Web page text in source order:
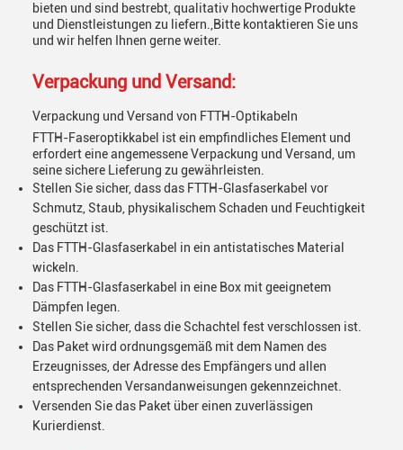
bieten und sind bestrebt, qualitativ hochwertige Produkte
und Dienstleistungen zu liefern.,Bitte kontaktieren Sie uns
und wir helfen Ihnen gerne weiter.
Verpackung und Versand:
Verpackung und Versand von FTTH-Optikabeln
FTTH-Faseroptikkabel ist ein empfindliches Element und
erfordert eine angemessene Verpackung und Versand, um
seine sichere Lieferung zu gewährleisten.
Stellen Sie sicher, dass das FTTH-Glasfaserkabel vor
Schmutz, Staub, physikalischem Schaden und Feuchtigkeit
geschützt ist.
Das FTTH-Glasfaserkabel in ein antistatisches Material
wickeln.
Das FTTH-Glasfaserkabel in eine Box mit geeignetem
Dämpfen legen.
Stellen Sie sicher, dass die Schachtel fest verschlossen ist.
Das Paket wird ordnungsgemäß mit dem Namen des
Erzeugnisses, der Adresse des Empfängers und allen
entsprechenden Versandanweisungen gekennzeichnet.
Versenden Sie das Paket über einen zuverlässigen
Kurierdienst.